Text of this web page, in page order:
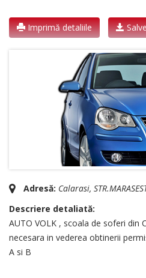
Imprimă detaliile
Adresă: Calarasi,
Descriere detaliată:
AUTO VOLK , scoala de soferi din
necesara in vederea obtinerii
A si B